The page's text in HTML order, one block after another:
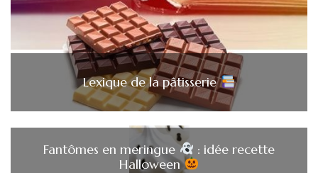
Lexique de la pâtisserie
Fantômes en meringue
: idée recette
Halloween